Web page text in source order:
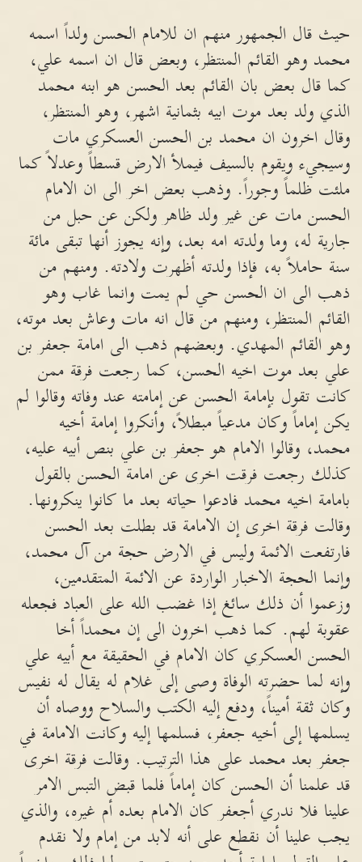
حيث قال الجمهور منهم ان للامام الحسن ولداً اسمه
محمد وهو القائم المنتظر، وبعض قال ان اسمه علي،
كما قال بعض بان القائم بعد الحسن هو ابنه محمد
الذي ولد بعد موت ابيه بثمانية اشهر، وهو المنتظر،
وقال اخرون ان محمد بن الحسن العسكري مات
وسيجيء ويقوم بالسيف فيملأ الارض قسطاً وعدلاً كما
ملئت ظلماً وجوراً. وذهب بعض اخر الى ان الامام
الحسن مات عن غير ولد ظاهر ولكن عن حبل من
جارية له، وما ولدته امه بعد، وإنه يجوز أنها تبقى مائة
سنة حاملاً به، فإذا ولدته أظهرت ولادته. ومنهم من
ذهب الى ان الحسن حي لم يمت وانما غاب وهو
القائم المنتظر، ومنهم من قال انه مات وعاش بعد موته،
وهو القائم المهدي. وبعضهم ذهب الى امامة جعفر بن
علي بعد موت اخيه الحسن، كما رجعت فرقة ممن
كانت تقول بإمامة الحسن عن إمامته عند وفاته وقالوا لم
يكن إماماً وكان مدعياً مبطلاً، وأنكروا إمامة أخيه
محمد، وقالوا الامام هو جعفر بن علي بنص أبيه عليه،
كذلك رجعت فرقت اخرى عن امامة الحسن بالقول
بامامة اخيه محمد فادعوا حياته بعد ما كانوا ينكرونها.
وقالت فرقة اخرى إن الامامة قد بطلت بعد الحسن
فارتفعت الائمة وليس في الارض حجة من آل محمد،
وإنما الحجة الاخبار الواردة عن الائمة المتقدمين،
وزعموا أن ذلك سائغ إذا غضب الله على العباد فجعله
عقوبة لهم. كما ذهب اخرون الى إن محمداً أخا
الحسن العسكري كان الامام في الحقيقة مع أبيه علي
وإنه لما حضرته الوفاة وصى إلى غلام له يقال له نفيس
وكان ثقة أميناً، ودفع إليه الكتب والسلاح ووصاه أن
يسلمها إلى أخيه جعفر، فسلمها إليه وكانت الامامة في
جعفر بعد محمد على هذا الترتيب. وقالت فرقة اخرى
قد علمنا أن الحسن كان إماماً فلما قبض التبس الامر
علينا فلا ندري أجعفر كان الامام بعده أم غيره، والذي
يجب علينا أن نقطع على أنه لابد من إمام ولا نقدم